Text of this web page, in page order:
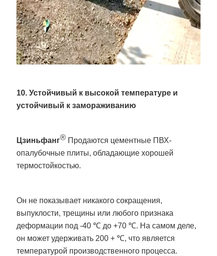
10. Устойчивый к высокой температуре и
устойчивый к замораживанию
Цзиньфанг® Продаются цементные ПВХ-
опалубочные плиты, обладающие хорошей
термостойкостью.
Он не показывает никакого сокращения,
выпуклости, трещины или любого признака
деформации под -40 ℃ до +70 ℃. На самом деле,
он может удерживать 200 + ℃, что является
температурой производственного процесса.